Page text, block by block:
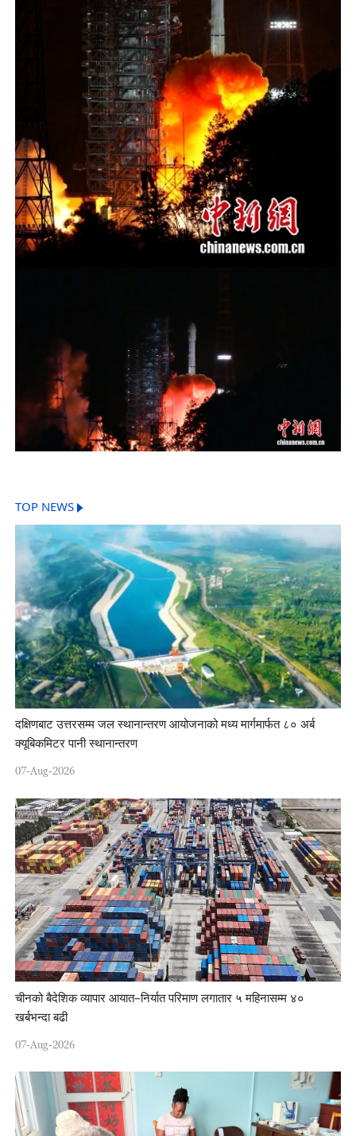
TOP NEWS
दक्षिणबाट उत्तरसम्म जल स्थानान्तरण आयोजनाको मध्य मार्गमार्फत ८० अर्ब
क्यूबिकमिटर पानी स्थानान्तरण
07-Aug-2026
चीनको बैदेशिक व्यापार आयात–निर्यात परिमाण लगातार ५ महिनासम्म ४०
खर्बभन्दा बढी
07-Aug-2026